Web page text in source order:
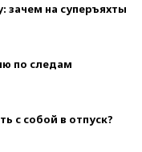
зачем на суперъяхты
по следам
с собой в отпуск?